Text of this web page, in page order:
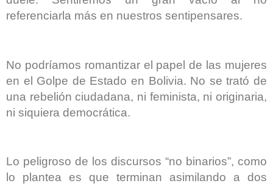
referenciarla más en nuestros sentipensares.
No podríamos romantizar el papel de las mujeres
en el Golpe de Estado en Bolivia. No se trató de
una rebelión ciudadana, ni feminista, ni originaria,
ni siquiera democrática.
Lo peligroso de los discursos “no binarios”, como
lo plantea es que terminan asimilando a dos